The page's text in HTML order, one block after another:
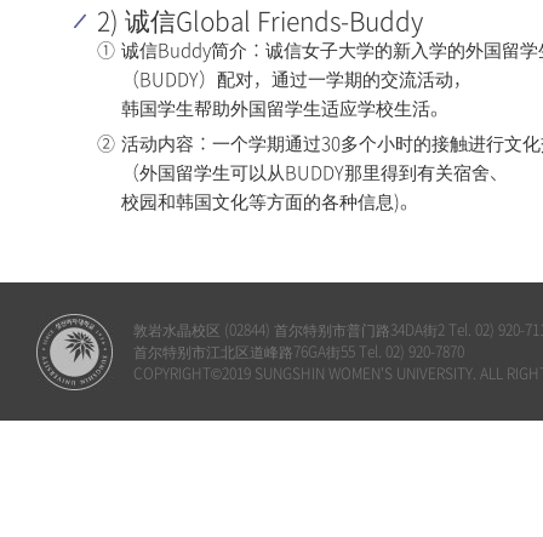
2) 诚信Global Friends-Buddy
① 诚信Buddy简介：诚信女子大学的新入学的外国留
（BUDDY）配对，通过一学期的交流活动，
韩国学生帮助外国留学生适应学校生活。
② 活动内容：一个学期通过30多个小时的接触进行文
（外国留学生可以从BUDDY那里得到有关宿舍、
校园和韩国文化等方面的各种信息)。
敦岩水晶校区 (02844) 首尔特别市普门路34DA街2 Tel. 02) 920-
首尔特别市江北区道峰路76GA街55 Tel. 02) 920-7870
COPYRIGHT©2019 SUNGSHIN WOMEN'S UNIVERSITY. ALL